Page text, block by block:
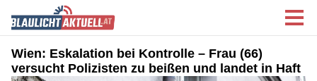
Wien: Eskalation bei Kontrolle – Frau (66)
versucht Polizisten zu beißen und landet in Haft